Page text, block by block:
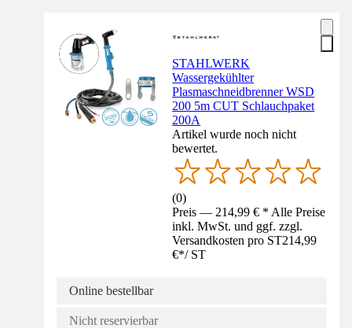
STAHLWERK
Wassergekühlter
Plasmaschneidbrenner WSD
200 5m CUT Schlauchpaket
200A
Artikel wurde noch nicht
bewertet.
(0)
Preis — 214,99 € * Alle Preise
inkl. MwSt. und ggf. zzgl.
Versandkosten pro ST214,99
€*/ ST
Online bestellbar
Nicht reservierbar